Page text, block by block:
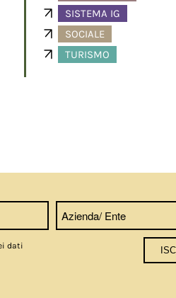
SISTEMA IG
SOCIALE
TURISMO
dati